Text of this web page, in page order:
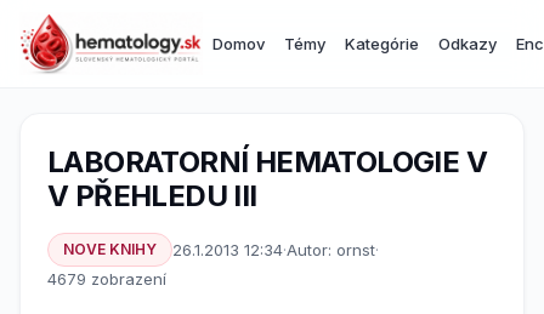
Domov Témy Kategórie Odkazy
LABORATORNÍ HEMATOLOGIE V
V PŘEHLEDU III
NOVE KNIHY 26.1.2013 12:34·Autor: ornst·
4679 zobrazení